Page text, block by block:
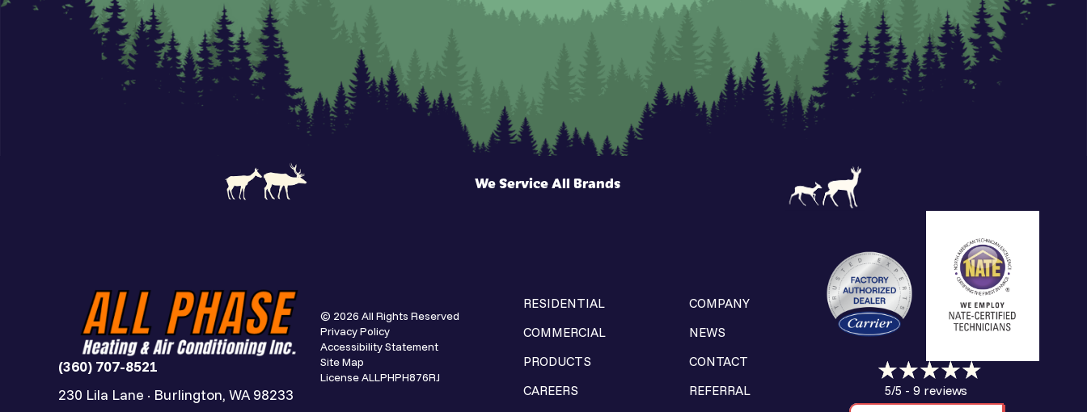
We Service All Brands
(360) 707-8521
230 Lila Lane · Burlington, WA 98233
© 2026 All Rights Reserved
Privacy Policy
Accessibility Statement
Site Map
License ALLPHPH876RJ
RESIDENTIAL
COMMERCIAL
PRODUCTS
CAREERS
COMPANY
NEWS
CONTACT
REFERRAL
5/5 -9 reviews